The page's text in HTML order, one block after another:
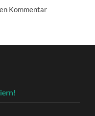
Kommentar